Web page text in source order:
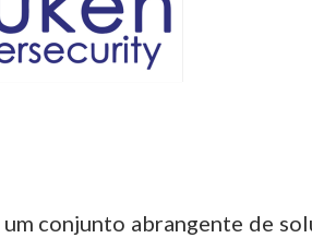
conjunto abrangente de